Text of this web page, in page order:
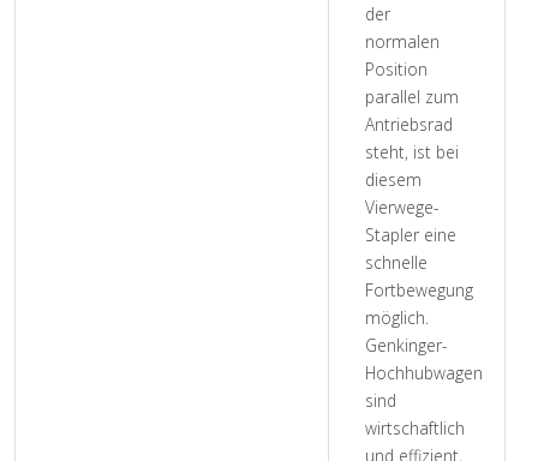
der
normalen
Position
parallel zum
Antriebsrad
steht, ist bei
diesem
Vierwege-
Stapler eine
schnelle
Fortbewegung
möglich.
Genkinger-
Hochhubwagen
sind
wirtschaftlich
und effizient,